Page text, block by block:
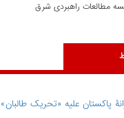
مطالعات راهبردی شرق
پاکستان علیه «تحریک طالبان»